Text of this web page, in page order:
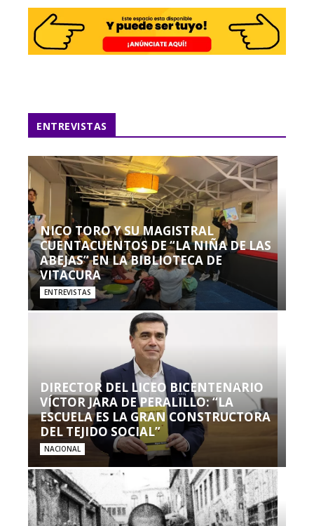
ENTREVISTAS
NICO TORO Y SU MAGISTRAL
CUENTACUENTOS DE “LA NIÑA DE LAS
ABEJAS” EN LA BIBLIOTECA DE
VITACURA
ENTREVISTAS
DIRECTOR DEL LICEO BICENTENARIO
VÍCTOR JARA DE PERALILLO: “LA
ESCUELA ES LA GRAN CONSTRUCTORA
DEL TEJIDO SOCIAL”
NACIONAL